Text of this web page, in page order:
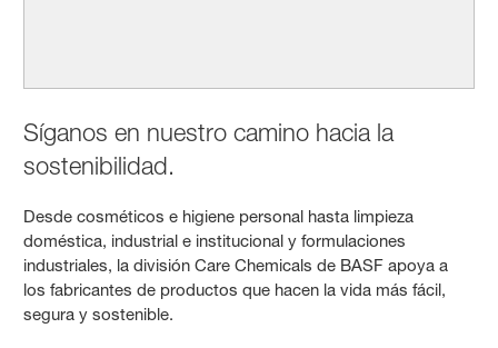
Síganos en nuestro camino hacia la
sostenibilidad.
Desde cosméticos e higiene personal hasta limpieza
doméstica, industrial e institucional y formulaciones
industriales, la división Care Chemicals de BASF apoya a
los fabricantes de productos que hacen la vida más fácil,
segura y sostenible.